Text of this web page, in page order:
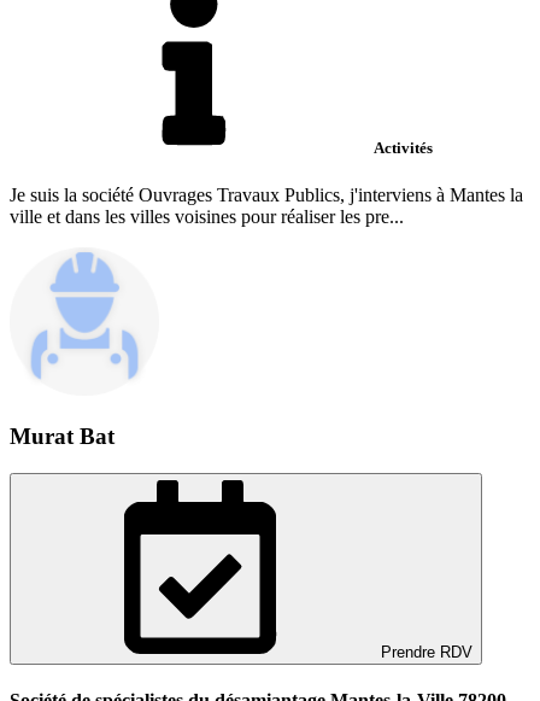
Activités
Je suis la société Ouvrages Travaux Publics, j'interviens à Mantes la
ville et dans les villes voisines pour réaliser les pre...
Murat Bat
Prendre RDV